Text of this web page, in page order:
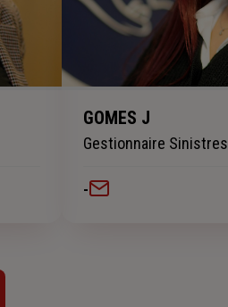
GOMES J
Gestionnaire Sinistres
-